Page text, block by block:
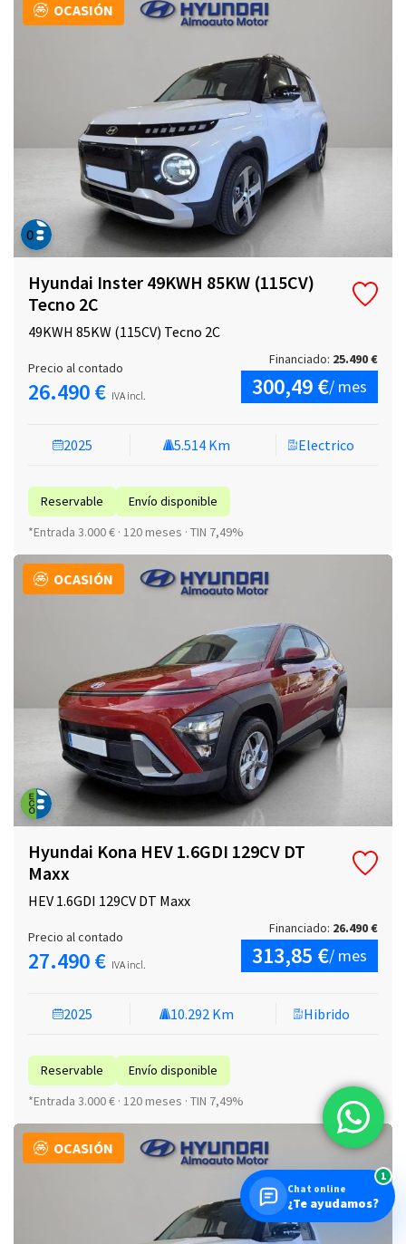
OCASIÓN
Hyundai Inster 49KWH 85KW (115CV)
Tecno 2C
49KWH 85KW (115CV) Tecno 2C
2025 5.514 Km Electrico
Reservable
Envío disponible
*Entrada 3.000 € · 120 meses · TIN 7,49%
Precio al contado
26.490 € IVA incl.
Financiado: 25.490 €
300,49 €/ mes
OCASIÓN
Hyundai Kona HEV 1.6GDI 129CV DT
Maxx
HEV 1.6GDI 129CV DT Maxx
2025 10.292 Km Hibrido
Reservable
Envío disponible
*Entrada 3.000 € · 120 meses · TIN 7,49%
Precio al contado
27.490 € IVA incl.
Financiado: 26.490 €
313,85 €/ mes
OCASIÓN
Chat online
¿Te ayudamos?
1